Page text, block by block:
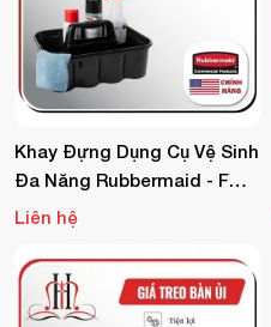
Khay Đựng Dụng Cụ Vệ Sinh
Đa Năng Rubbermaid - FG3
15488BLA
Liên hệ